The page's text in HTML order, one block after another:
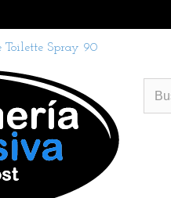
Toilette Spray 90